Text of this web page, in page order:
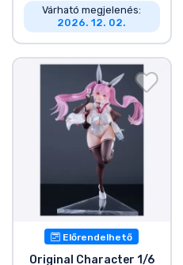
Várható megjelenés:
2026. 12. 02.
Előrendelhető
Original Character 1/6